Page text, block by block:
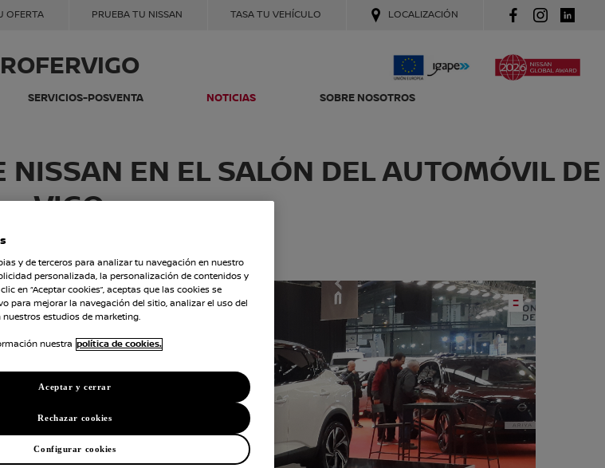
ROFERVIGO
SERVICIOS-POSVENTA NOTICIAS SOBRE NOSOTROS
OFERTA PRUEBA TU NISSAN TASA TU VEHÍCULO LOCALIZACIÓN
EN EL SALÓN DEL AUTOMÓVIL DE
VIGO
y de terceros para analizar tu navegación en nuestro
personalizada, la personalización de contenidos y
en “Aceptar cookies”, aceptas que las cookies se
para mejorar la navegación del sitio, analizar el uso del
estudios de marketing.
nuestra política de cookies.
Rechazar cookies
Aceptar y cerrar
Configurar cookies